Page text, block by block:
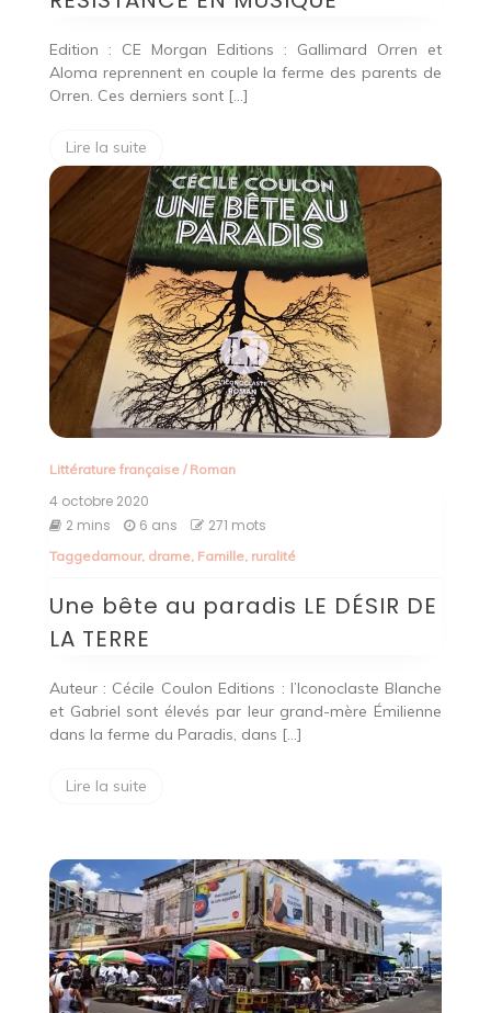
Edition : CE Morgan Editions : Gallimard Orren et
Aloma reprennent en couple la ferme des parents de
Orren. Ces derniers sont […]
Lire la suite
Littérature française/ Roman
4 octobre 2020
2 mins
6 ans 271 mots
Taggedamour, drame, Famille, ruralité
Une bête au paradis LE DÉSIR DE
LA TERRE
Auteur : Cécile Coulon Editions : l’Iconoclaste Blanche
et Gabriel sont élevés par leur grand-mère Émilienne
dans la ferme du Paradis, dans […]
Lire la suite